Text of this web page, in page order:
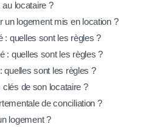
locataire ?
un logement mis en location ?
: quelles sont les règles ?
: quelles sont les règles ?
quelles sont les règles ?
clés de son locataire ?
de conciliation ?
logement ?